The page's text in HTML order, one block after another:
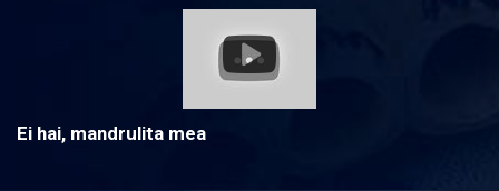
Ei hai, mandrulita mea